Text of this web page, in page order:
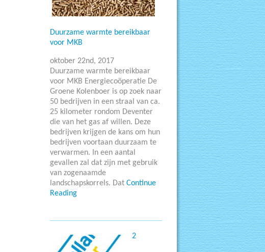
Duurzame warmte bereikbaar
voor MKB
oktober 22nd, 2017
Duurzame warmte bereikbaar
voor MKB Energiecoöperatie De
Groene Kolenboer is op zoek naar
50 bedrijven in een straal van ca.
25 kilometer rondom Deventer
die van het gas af willen. Deze
bedrijven krijgen de kans om hun
bedrijven voortaan duurzaam te
verwarmen. In een aantal
gevallen zal dat zijn met gebruik
van zogenaamde
landschapskorrels. Dat Continue
Reading
2